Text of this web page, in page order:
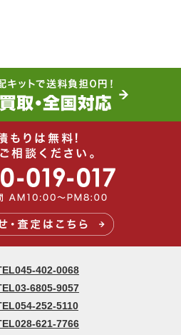
402-0068
6805-9057
252-5110
621-7766